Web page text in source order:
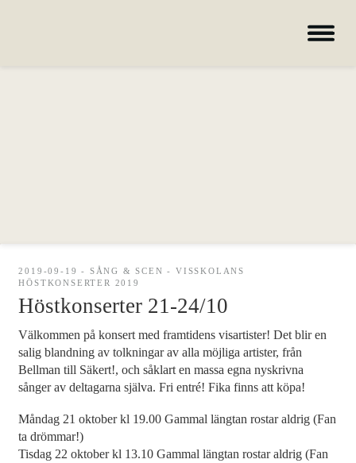
Galleri
Kurser
Om skolan
Nyheter
Nordiska deltagare
2019-09-19 - SÅNG & SCEN - VISSKOLANS
HÖSTKONSERTER 2019
Höstkonserter 21-24/10
Välkommen på konsert med framtidens visartister! Det blir en
salig blandning av tolkningar av alla möjliga artister, från
Bellman till Säkert!, och såklart en massa egna nyskrivna
sånger av deltagarna själva. Fri entré! Fika finns att köpa!
Måndag 21 oktober kl 19.00 Gammal längtan rostar aldrig (Fan
ta drömmar!)
Tisdag 22 oktober kl 13.10 Gammal längtan rostar aldrig (Fan